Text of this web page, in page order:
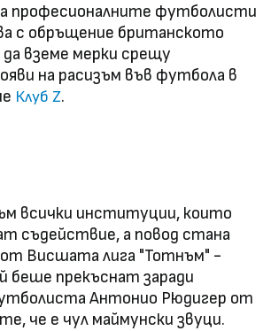
професионалните футболисти
с обръщение британското
вземе мерки срещу
на расизъм във футбола в
Клуб Z.
всички институции, които
съдействие, а повод стана
Висшата лига "Тотнъм" -
беше прекъснат заради
Антонио Рюдигер от
че е чул маймунски звуци.